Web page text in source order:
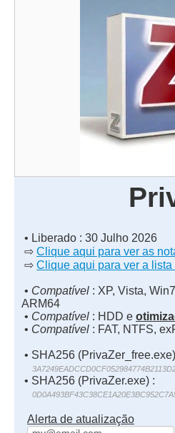
• Liberado : 30 Julho 2026
⇨ Clique aqui para ver as
⇨ Clique aqui para ver a
• Compatível : XP, Vista,
ARM64
• Compatível : HDD e
• Compatível : FAT, NTFS,
• SHA256
• SHA256 (PrivaZer.exe) :
Alerta de atualização